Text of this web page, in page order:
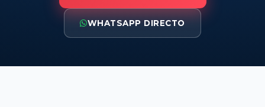
WHATSAPP DIRECTO